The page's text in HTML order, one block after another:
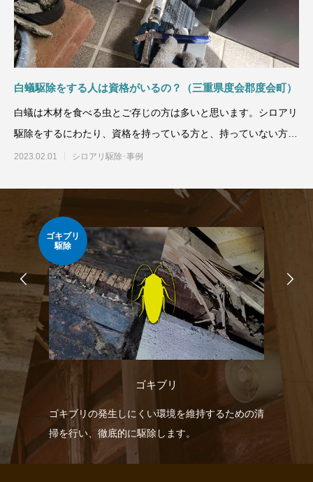
白蟻駆除をする人は資格がいるの？（三重県度会郡度会町）
白蟻は木材を食べる虫とご存じの方は多いと思います。シロアリ
駆除をするにわたり、資格を持っている方と、持っていない方の
知識は
2023.02.01 シロアリ駆除･事例
ゴキブリ
駆除
ゴキブリ
ゴキブリの発生しにくい環境を維持するための清
掃を行い、徹底的に駆除します。